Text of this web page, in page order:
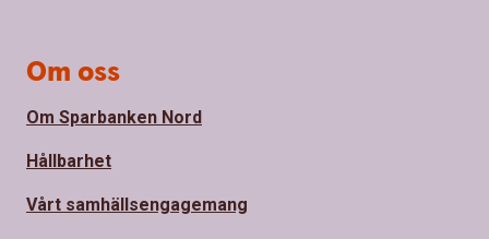
Om oss
Om Sparbanken Nord
Hållbarhet
Vårt samhällsengagemang